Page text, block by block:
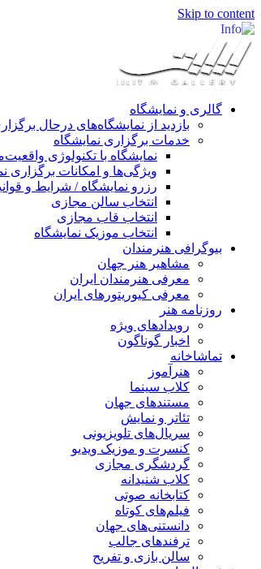
Skip to content
گالری و نمایشگاه
بازدید از نمایشگاه‌های درحال
خدمات برگزاری نمایشگاه
نمایشگاه با تکنولوژی
ویژگی‌ها و امکانات برگزاری
رزرو نمایشگاه / شرایط و
انتخاب سالن مجازی
انتخاب قاب مجازی
انتخاب موزیک نمایشگاه
بیوگرافی هنرمندان
مشاهیر هنر جهان
معرفی هنرمندان ایران
معرفی کیوریتورهای ایران
روزنامه هنر
رویدادهای ویژه
اخبار گوناگون
تماشاخانه
هنرآموز
کلاب سینما
مستندهای جهان
تئاتر و نمایش
سریال‌های تلویزیونی
کنسرت و موزیک ویدیو
گردشگری مجازی
کلاب شنیدانه
کتابخانه صوتی
فیلم‌های کوتاه
دانستنی‌های جهان
ترفندهای جالب
سالن بازی و تفریح